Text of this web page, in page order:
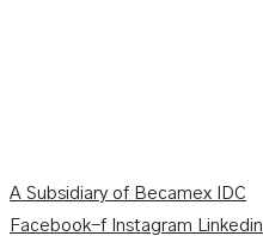
A Subsidiary of Becamex IDC
Facebook-f Instagram Linkedin